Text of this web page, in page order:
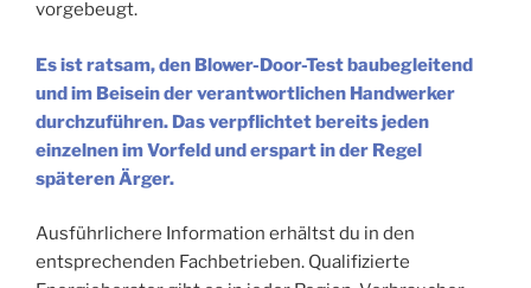
vorgebeugt.
Es ist ratsam, den Blower-Door-Test baubegleitend
und im Beisein der verantwortlichen Handwerker
durchzuführen. Das verpflichtet bereits jeden
einzelnen im Vorfeld und erspart in der Regel
späteren Ärger.
Ausführlichere Information erhältst du in den
entsprechenden Fachbetrieben. Qualifizierte